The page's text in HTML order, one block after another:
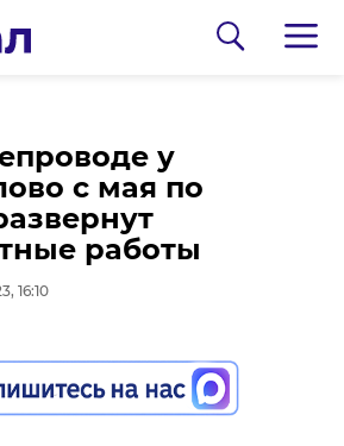
у
с мая по
работы
16:10
Ленобласти
почти 10
выезжала
жителей
16:09